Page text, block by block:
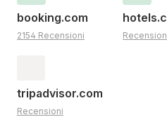
booking.com
2154 Recensioni
tripadvisor.com
Recensioni